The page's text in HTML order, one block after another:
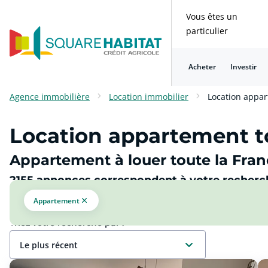
Vous êtes un
particulier
Acheter Investir
Agence immobilière Location immobilier Location
Location appartement
Appartement à louer toute la
2155 annonces correspondent à votre
Appartement
Triez votre recherche par :
le plus récent